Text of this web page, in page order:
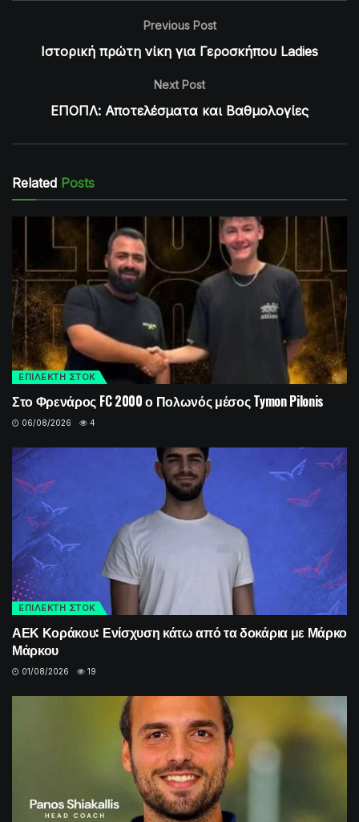
Previous Post
Ιστορική πρώτη νίκη για Γεροσκήπου Ladies
Next Post
ΕΠΟΠΛ: Αποτελέσματα και Βαθμολογίες
Related Posts
ΕΠΙΛΕΚΤΗ ΣΤΟΚ
Στο Φρενάρος FC 2000 ο Πολωνός μέσος Tymon Pilonis
06/08/2026 4
ΕΠΙΛΕΚΤΗ ΣΤΟΚ
ΑΕΚ Κοράκου: Ενίσχυση κάτω από τα δοκάρια με Μάρκο
Μάρκου
01/08/2026 19